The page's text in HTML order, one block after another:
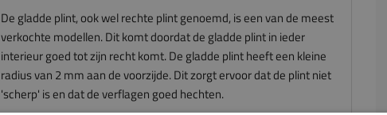
De gladde plint, ook wel rechte plint genoemd, is een van de meest
verkochte modellen. Dit komt doordat de gladde plint in ieder
interieur goed tot zijn recht komt. De gladde plint heeft een kleine
radius van 2 mm aan de voorzijde. Dit zorgt ervoor dat de plint niet
'scherp' is en dat de verflagen goed hechten.